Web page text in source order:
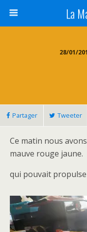
La
28/01/
Partager Tweeter
Ce matin nous
mauve rouge jaune.
qui pouvait